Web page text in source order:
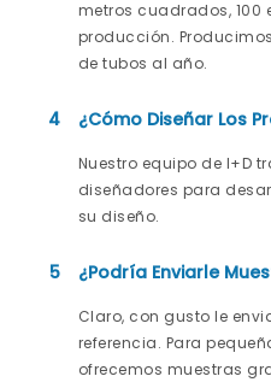
metros cuadrados, 100
producción.
de tubos al año.
4 ¿Cómo Diseñar Los
Nuestro equipo de I+D
diseñadores para
su diseño.
5 ¿Podría Enviarle
Claro, con gusto le
referencia. Para
ofrecemos muestras